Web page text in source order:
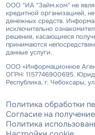
ООО "ИА "Займ.ком" не
кредитной организацией,
денежных средств.
исключительно
решения, касающиеся
принимаются
данные услуги.
ООО «Информационное
ОГРН: 1157746900695.
Республика, г. Чебоксары,
Политика обработки
Согласие на
Политика